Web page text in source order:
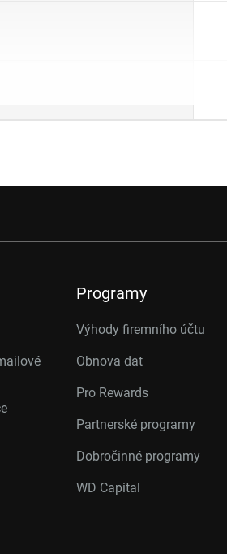
Programy
Výhody firemního účtu
Obnova dat
Pro Rewards
Partnerské programy
Dobročinné programy
WD Capital